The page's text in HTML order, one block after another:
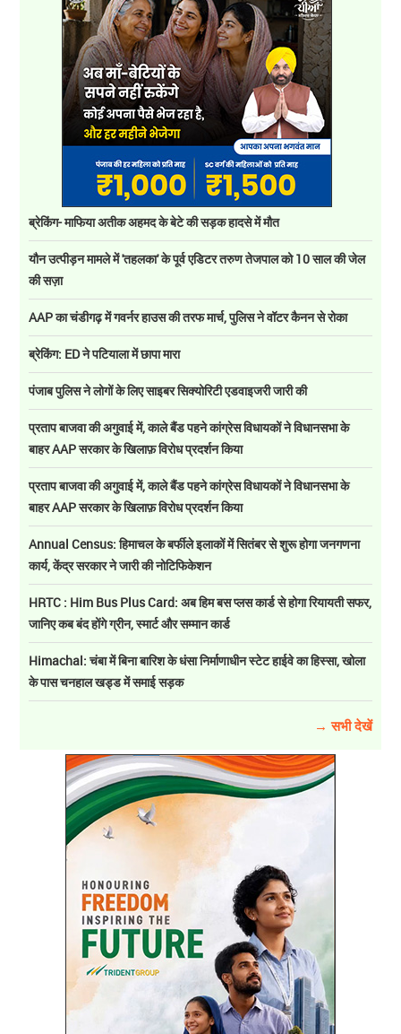
ब्रेकिंग- माफिया अतीक अहमद के बेटे की सड़क हादसे में मौत
यौन उत्पीड़न मामले में 'तहलका' के पूर्व एडिटर तरुण तेजपाल को 10 साल की जेल
की सज़ा
AAP का चंडीगढ़ में गवर्नर हाउस की तरफ मार्च, पुलिस ने वॉटर कैनन से रोका
ब्रेकिंग: ED ने पटियाला में छापा मारा
पंजाब पुलिस ने लोगों के लिए साइबर सिक्योरिटी एडवाइजरी जारी की
प्रताप बाजवा की अगुवाई में, काले बैंड पहने कांग्रेस विधायकों ने विधानसभा के
बाहर AAP सरकार के खिलाफ़ विरोध प्रदर्शन किया
प्रताप बाजवा की अगुवाई में, काले बैंड पहने कांग्रेस विधायकों ने विधानसभा के
बाहर AAP सरकार के खिलाफ़ विरोध प्रदर्शन किया
Annual Census: हिमाचल के बर्फीले इलाकों में सितंबर से शुरू होगा जनगणना
कार्य, केंद्र सरकार ने जारी की नोटिफिकेशन
HRTC : Him Bus Plus Card: अब हिम बस प्लस कार्ड से होगा रियायती सफर,
जानिए कब बंद होंगे ग्रीन, स्मार्ट और सम्मान कार्ड
Himachal: चंबा में बिना बारिश के धंसा निर्माणाधीन स्टेट हाईवे का हिस्सा, खोला
के पास चनहाल खड्ड में समाई सड़क
→ सभी देखें